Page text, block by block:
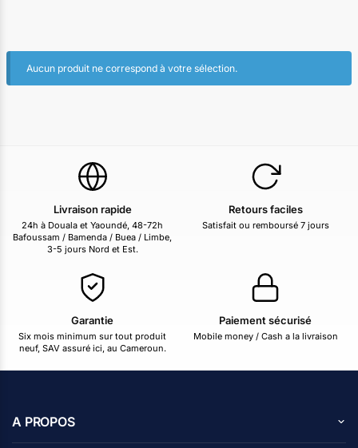
Aucun produit ne correspond à votre sélection.
Livraison rapide
24h à Douala et Yaoundé, 48-72h
Bafoussam / Bamenda / Buea / Limbe,
3-5 jours Nord et Est.
Retours faciles
Satisfait ou remboursé 7 jours
Garantie
Six mois minimum sur tout produit
neuf, SAV assuré ici, au Cameroun.
Paiement sécurisé
Mobile money / Cash a la livraison
A PROPOS